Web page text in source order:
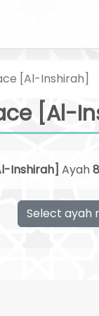
[Al-Inshirah]
[Al-
Inshirah] Ayah8
Select ayah